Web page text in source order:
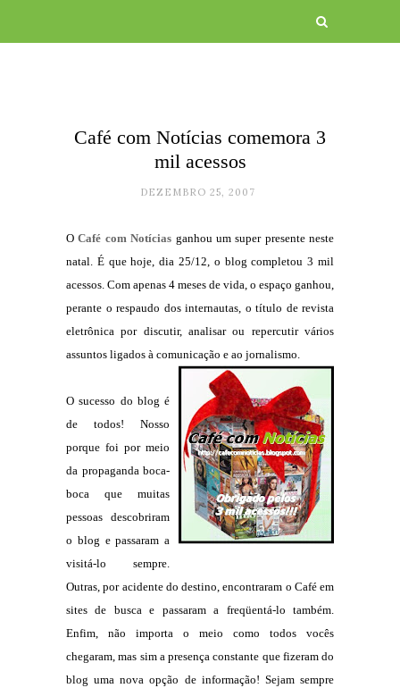
Café com Notícias comemora 3
mil acessos
DEZEMBRO 25, 2007
OCafé com Notícias ganhou um super presente neste
natal. É que hoje, dia 25/12, o blog completou 3 mil
acessos. Com apenas 4 meses de vida, o espaço ganhou,
perante o respaudo dos internautas, o título de revista
eletrônica por discutir, analisar ou repercutir vários
assuntos ligados à comunicação e ao jornalismo.
O sucesso do blog é
de todos! Nosso
porque foi por meio
da propaganda boca-
boca que muitas
pessoas descobriram
o blog e passaram a
visitá-lo sempre.
Outras, por acidente do destino, encontraram o Caféem
sites de busca e passaram a freqüentá-lo também.
Enfim, não importa o meio como todos vocês
chegaram, mas sim a presença constante que fizeram do
blog uma nova opção de informação! Sejam sempre